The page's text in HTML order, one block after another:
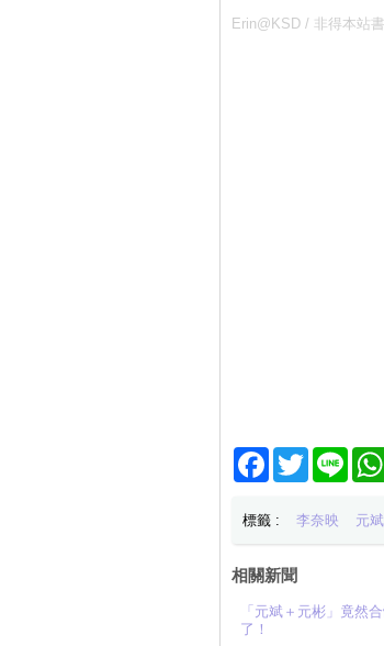
Erin@KSD / 非得本站
Facebook
TwitterLine
標籤 : 李奈映 元斌
相關新聞
「元斌＋元彬」竟然
了！